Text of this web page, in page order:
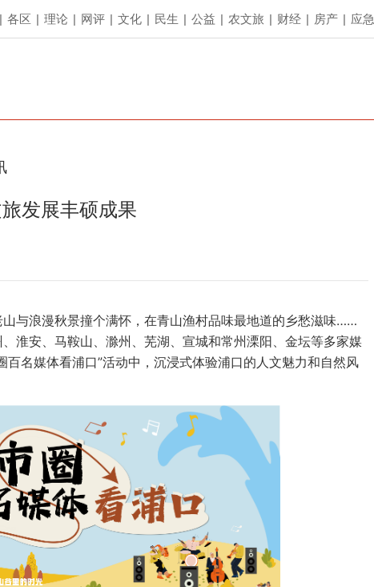
| 各区 | 理论 | 网评 | 文化 | 民生 | 公益 | 农文旅 | 财经 | 房产 | 应急
发展丰硕成果
与浪漫秋景撞个满怀，在青山渔村品味最地道的乡愁滋味……
淮安、马鞍山、滁州、芜湖、宣城和常州溧阳、金坛等多家媒
名媒体看浦口”活动中，沉浸式体验浦口的人文魅力和自然风